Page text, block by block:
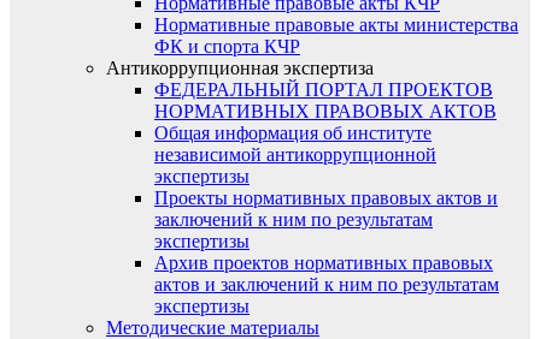
Нормативные правовые акты министерства
ФК и спорта КЧР
Антикоррупционная экспертиза
ФЕДЕРАЛЬНЫЙ ПОРТАЛ ПРОЕКТОВ
НОРМАТИВНЫХ ПРАВОВЫХ АКТОВ
Общая информация об институте
независимой антикоррупционной
экспертизы
Проекты нормативных правовых актов и
заключений к ним по результатам
экспертизы
Архив проектов нормативных правовых
актов и заключений к ним по результатам
экспертизы
Методические материалы